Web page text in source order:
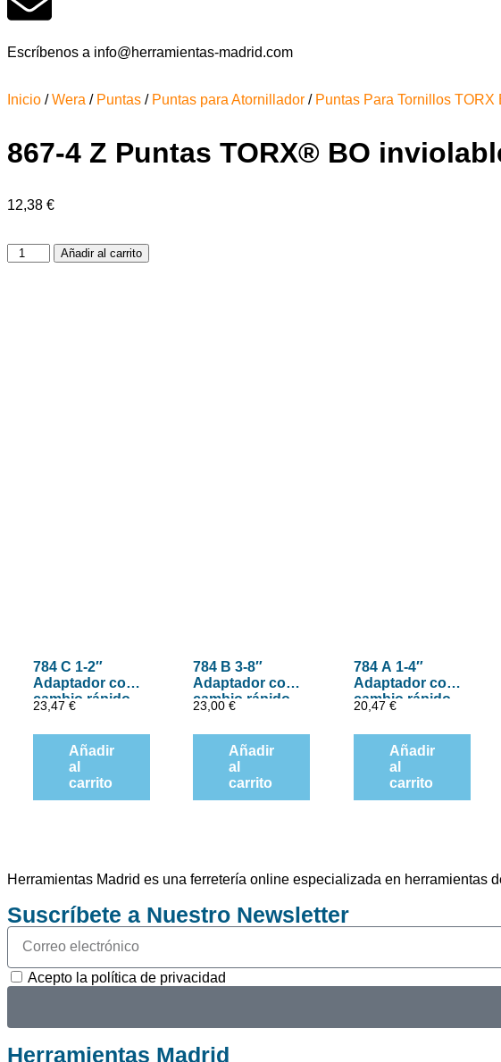
Escríbenos a info@herramientas-madrid.com
Inicio /Wera / Puntas / Puntas para Atornillador / Puntas Para Tornillos TORX
867-4 Z Puntas TORX® BO
12,38 €
Añadir al carrito
784 C 1-2″
Adaptador con
cambio rápido
de Wera, art.
no. 784 C-1 x 1-
4″ x 50 mm
23,47€
Añadir
al
carrito
784 B 3-8″
Adaptador con
cambio rápido
de Wera, art.
no. 784 B-1 x 1-
4″ x 43 mm
23,00€
Añadir
al
carrito
784 A 1-4″
Adaptador con
cambio rápido
de Wera, 1-4″ x
30 mm
20,47 €
Añadir
al
carrito
Herramientas Madrid es una ferretería online especializada en herramientas
Suscríbete a Nuestro Newsletter
Acepto la política de privacidad
Herramientas Madrid